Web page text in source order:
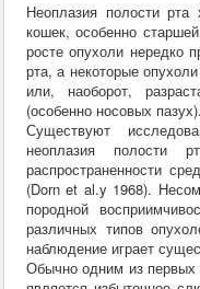
Неоплазия полости
кошек, особенно
росте опухоли нередко
рта, а некоторые
или, наоборот,
(особенно носовых пазух).
Существуют
неоплазия полости
распространенности
(Dorn et al.y 1968).
породной
различных типов
наблюдение играет
Обычно одним из первых